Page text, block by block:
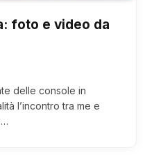
foto e video da
delle console in
l’incontro tra me e